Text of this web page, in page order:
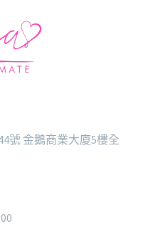
號 金鵝商業大廈5樓全